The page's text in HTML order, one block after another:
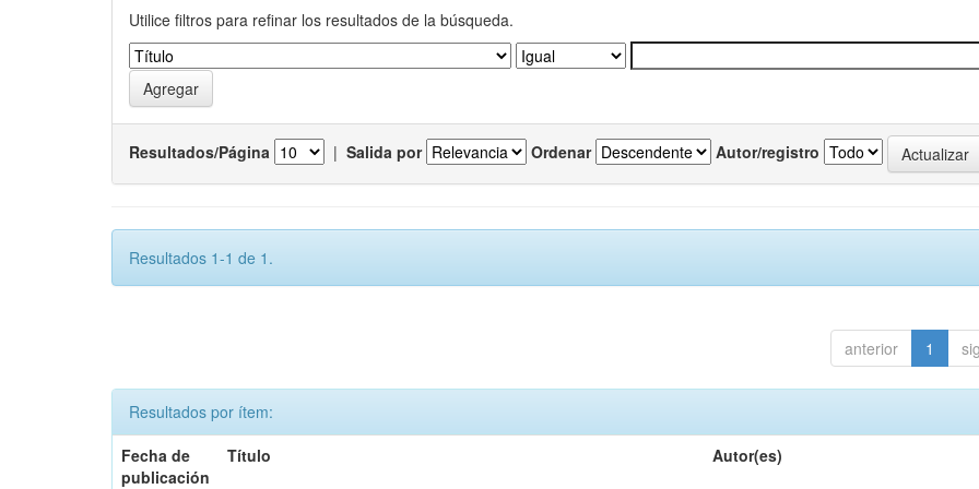
Utilice filtros para refinar los resultados de la búsqueda.
Resultados/Página | Salida por Ordenar Autor/registro
Resultados 1-1 de 1.
anterior 1
Resultados por ítem:
Fecha de
publicación
Título Autor(es)